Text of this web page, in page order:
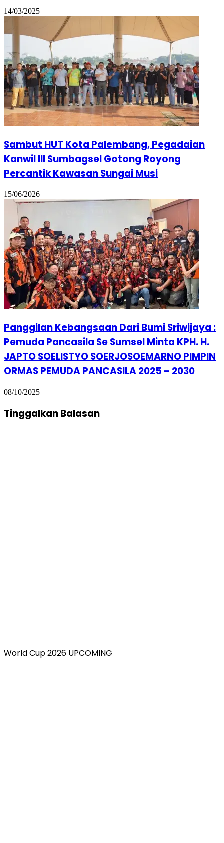
14/03/2025
Sambut HUT Kota Palembang, Pegadaian
Kanwil III Sumbagsel Gotong Royong
Percantik Kawasan Sungai Musi
15/06/2026
Panggilan Kebangsaan Dari Bumi Sriwijaya :
Pemuda Pancasila Se Sumsel Minta KPH. H.
JAPTO SOELISTYO SOERJOSOEMARNO PIMPIN
ORMAS PEMUDA PANCASILA 2025 – 2030
08/10/2025
Tinggalkan Balasan
World Cup 2026 UPCOMING